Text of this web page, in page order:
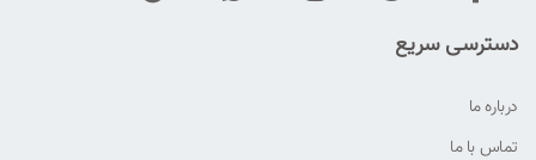
دسترسی سریع
درباره ما
تماس با ما